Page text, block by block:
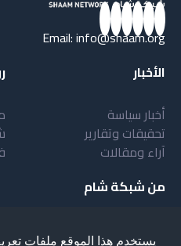
يستخدم هذا الموقع ملفات
Email:info@shaam.org
الأخبار
أخبار سياسة
تحقيقات وتقارير
آراء ومقالات
من شبكة شام
أهداف شبكة شام